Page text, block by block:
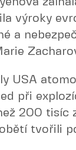
výroky
a
USA
při
200 tisíc
tvořili